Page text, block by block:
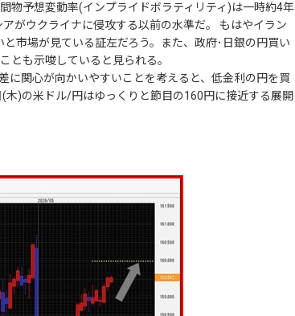
物予想変動率(インプライドボラティリティ)は一時約4年
がウクライナに侵攻する以前の水準だ。 もはやイラン
市場が見ている証左だろう。また、政府･日銀の円買い
とも示唆していると見られる。
に関心が向かいやすいことを考えると、低金利の円を買
木)の米ドル/円はゆっくりと節目の160円に接近する展開